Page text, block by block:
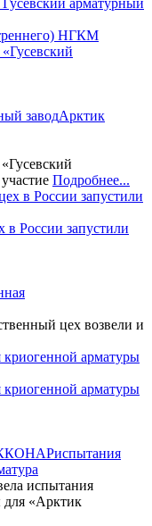
НГКМ
заводАрктик
Подробнее...
России запустили
цех возвели и
арматуры
КОНАРиспытания
испытания
для «Арктик